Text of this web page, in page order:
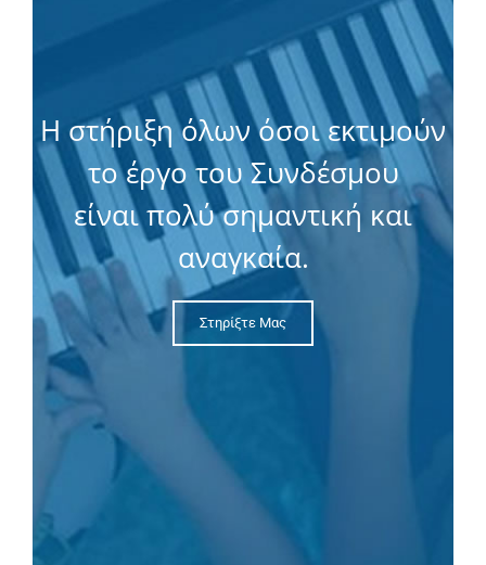
Η στήριξη όλων όσοι εκτιμούν
το έργο του Συνδέσμου
είναι πολύ σημαντική και
αναγκαία.
Στηρίξτε Μας